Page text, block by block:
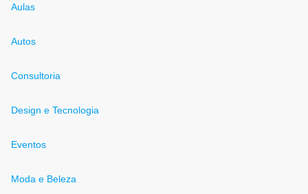
Aulas
Autos
Consultoria
Design e Tecnologia
Eventos
Moda e Beleza